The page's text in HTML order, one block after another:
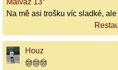
Na mě asi trošku víc sladké,
Houz